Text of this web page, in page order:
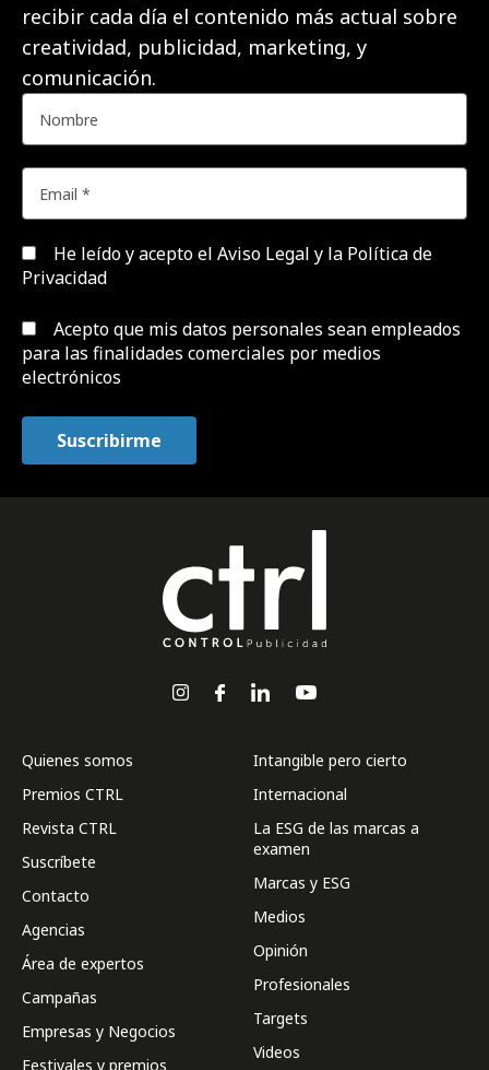
recibir cada día el contenido más actual sobre
creatividad, publicidad, marketing, y
comunicación.
He leído y acepto el Aviso Legal y la Política de
Privacidad
Acepto que mis datos personales sean empleados
para las finalidades comerciales por medios
electrónicos
Quienes somos
Premios CTRL
Revista CTRL
Suscríbete
Contacto
Agencias
Área de expertos
Campañas
Empresas y Negocios
Festivales y premios
Intangible pero cierto
Internacional
La ESG de las marcas a
examen
Marcas y ESG
Medios
Opinión
Profesionales
Targets
Videos